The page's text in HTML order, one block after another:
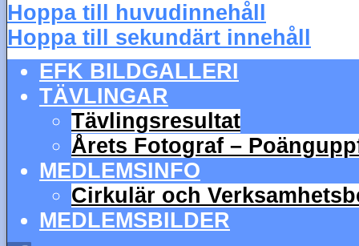
Hoppa till huvudinnehåll
Hoppa till sekundärt innehåll
EFK BILDGALLERI
TÄVLINGAR
Tävlingsresultat
Årets Fotograf –
MEDLEMSINFO
Cirkulär och
MEDLEMSBILDER